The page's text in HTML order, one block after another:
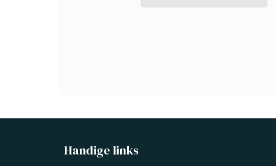
Handige links